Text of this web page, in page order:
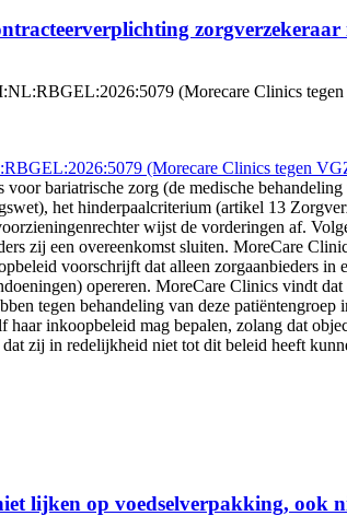
zorgverzekeraar
(Morecare Clinics
(Morecare Clinics tegen
bariatrische zorg (de medische
het hinderpaalcriterium (artikel 13
wijst de vorderingen af.
zij een overeenkomst sluiten. MoreCare
voorschrijft dat alleen zorgaanbieders
opereren. MoreCare Clinics vindt
tegen behandeling van deze
inkoopbeleid mag bepalen, zolang dat
zij in redelijkheid niet tot dit beleid heeft
lijken op voedselverpakking, ook